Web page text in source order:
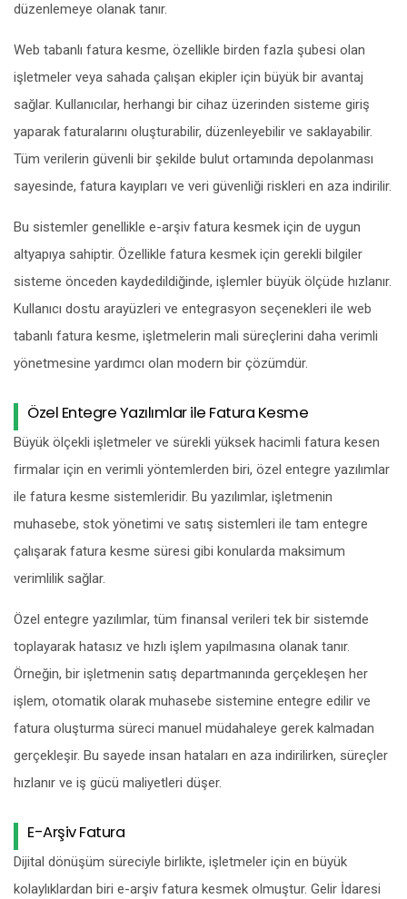
düzenlemeye olanak tanır.
Web tabanlı fatura kesme, özellikle birden fazla şubesi olan
işletmeler veya sahada çalışan ekipler için büyük bir avantaj
sağlar. Kullanıcılar, herhangi bir cihaz üzerinden sisteme giriş
yaparak faturalarını oluşturabilir, düzenleyebilir ve saklayabilir.
Tüm verilerin güvenli bir şekilde bulut ortamında depolanması
sayesinde, fatura kayıpları ve veri güvenliği riskleri en aza indirilir.
Bu sistemler genellikle e-arşiv fatura kesmek için de uygun
altyapıya sahiptir. Özellikle fatura kesmek için gerekli bilgiler
sisteme önceden kaydedildiğinde, işlemler büyük ölçüde hızlanır.
Kullanıcı dostu arayüzleri ve entegrasyon seçenekleri ile web
tabanlı fatura kesme, işletmelerin mali süreçlerini daha verimli
yönetmesine yardımcı olan modern bir çözümdür.
Özel Entegre Yazılımlar ile Fatura Kesme
Büyük ölçekli işletmeler ve sürekli yüksek hacimli fatura kesen
firmalar için en verimli yöntemlerden biri, özel entegre yazılımlar
ile fatura kesme sistemleridir. Bu yazılımlar, işletmenin
muhasebe, stok yönetimi ve satış sistemleri ile tam entegre
çalışarak fatura kesme süresi gibi konularda maksimum
verimlilik sağlar.
Özel entegre yazılımlar, tüm finansal verileri tek bir sistemde
toplayarak hatasız ve hızlı işlem yapılmasına olanak tanır.
Örneğin, bir işletmenin satış departmanında gerçekleşen her
işlem, otomatik olarak muhasebe sistemine entegre edilir ve
fatura oluşturma süreci manuel müdahaleye gerek kalmadan
gerçekleşir. Bu sayede insan hataları en aza indirilirken, süreçler
hızlanır ve iş gücü maliyetleri düşer.
E-Arşiv Fatura
Dijital dönüşüm süreciyle birlikte, işletmeler için en büyük
kolaylıklardan biri e-arşiv fatura kesmek olmuştur. Gelir İdaresi